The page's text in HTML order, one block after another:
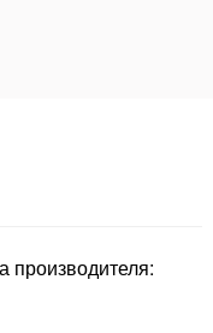
производителя: